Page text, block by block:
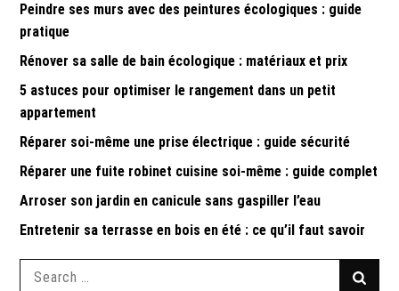
Peindre ses murs avec des peintures écologiques : guide
pratique
Rénover sa salle de bain écologique : matériaux et prix
5 astuces pour optimiser le rangement dans un petit
appartement
Réparer soi-même une prise électrique : guide sécurité
Réparer une fuite robinet cuisine soi-même : guide complet
Arroser son jardin en canicule sans gaspiller l’eau
Entretenir sa terrasse en bois en été : ce qu’il faut savoir
Search